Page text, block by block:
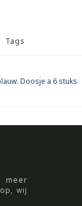
Tags
Doosje a 6 stuks
wij